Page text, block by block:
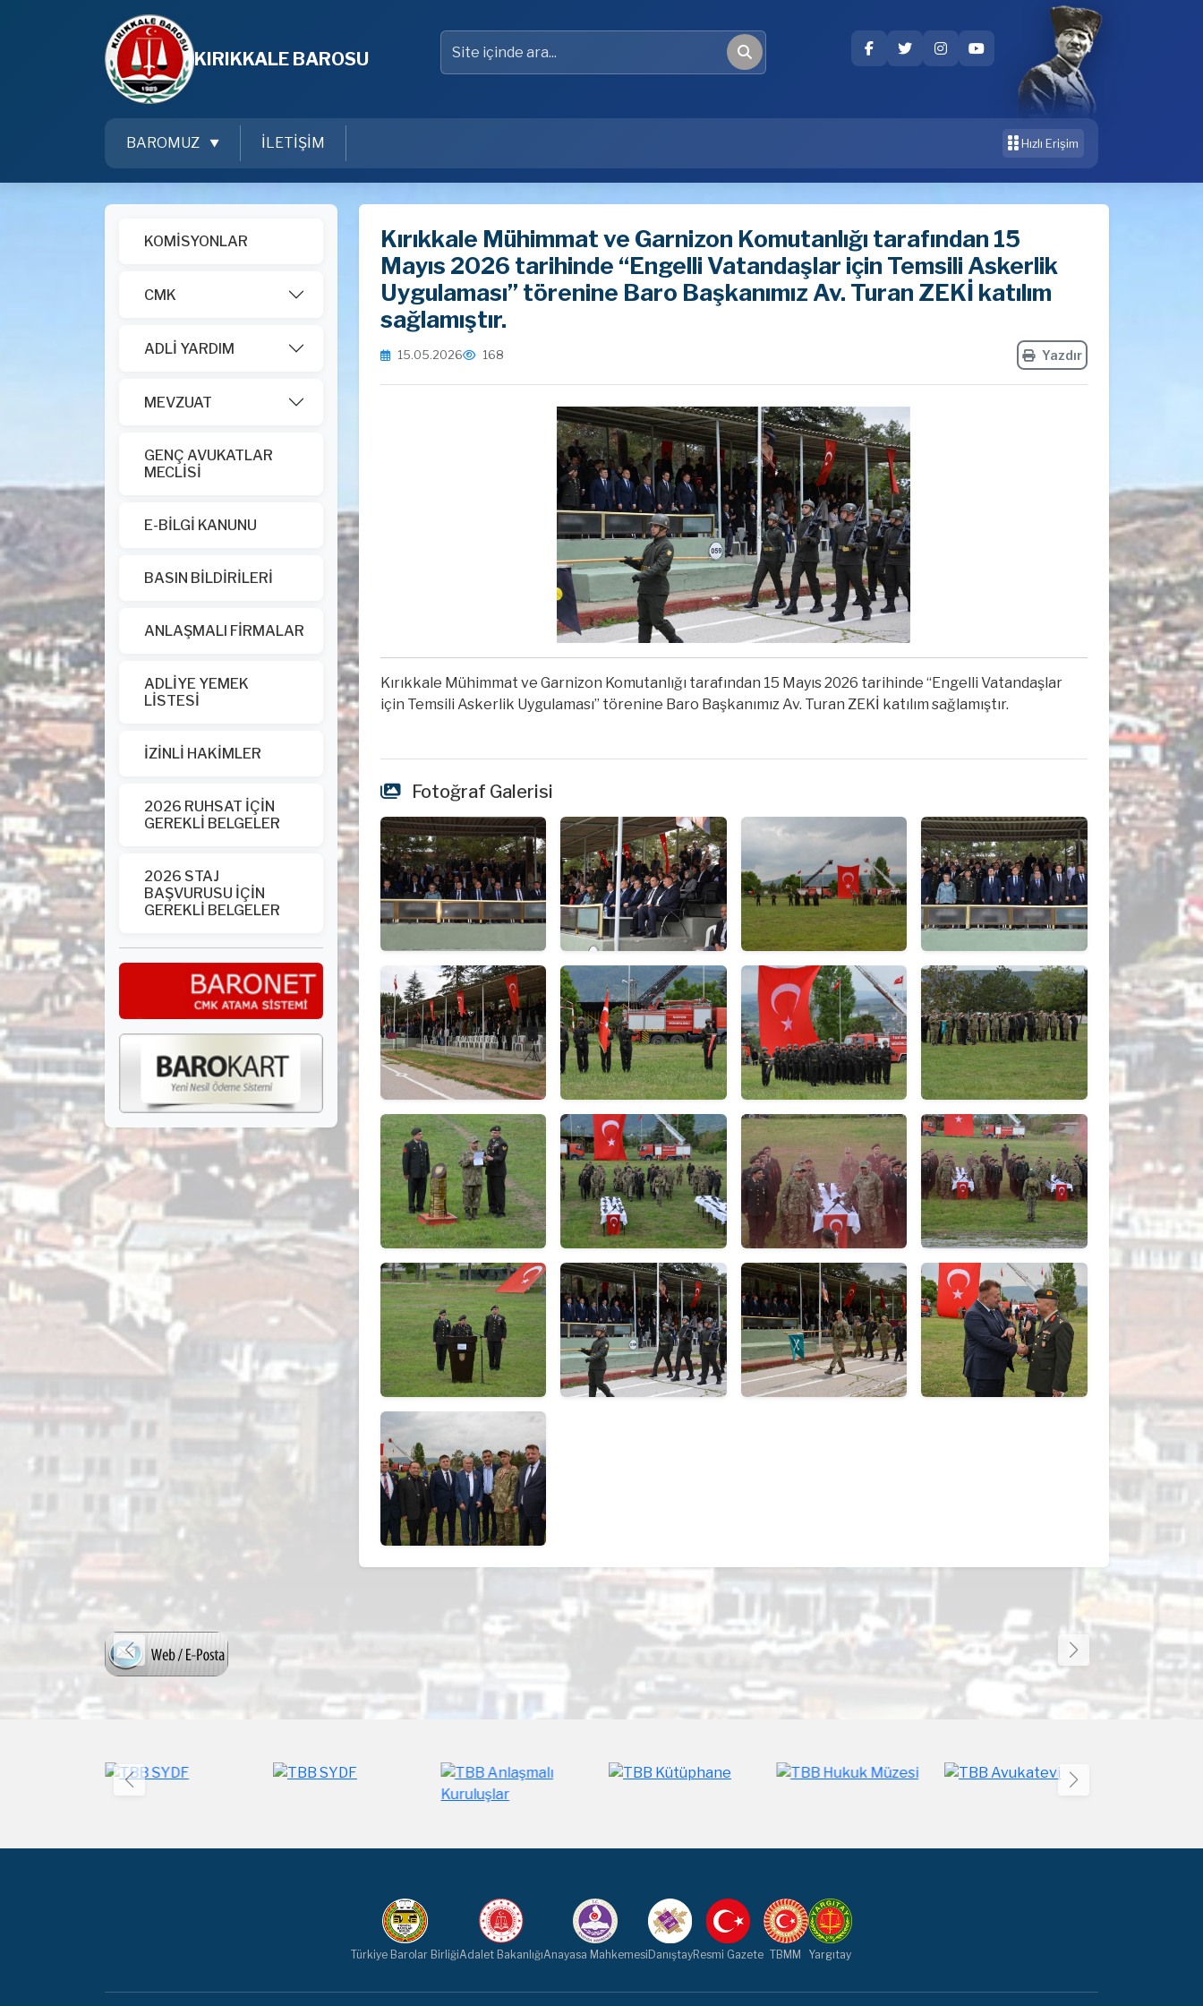
KIRIKKALE BAROSU
Site içinde ara
Ara
BAROMUZ İLETİŞİM Hızlı Erişim
KOMİSYONLAR
CMK
ADLİ YARDIM
MEVZUAT
GENÇ AVUKATLAR
MECLİSİ
E-BİLGİ KANUNU
BASIN BİLDİRİLERİ
ANLAŞMALI FİRMALAR
ADLİYE YEMEK
LİSTESİ
İZİNLİ HAKİMLER
2026 RUHSAT İÇİN
GEREKLİ BELGELER
2026 STAJ
BAŞVURUSU İÇİN
GEREKLİ BELGELER
Kırıkkale Mühimmat ve Garnizon Komutanlığı tarafından 15
Mayıs 2026 tarihinde “Engelli Vatandaşlar için Temsili Askerlik
Uygulaması” törenine Baro Başkanımız Av. Turan ZEKİ katılım
sağlamıştır.
15.05.2026 168 Yazdır
Kırıkkale Mühimmat ve Garnizon Komutanlığı tarafından 15 Mayıs 2026 tarihinde “Engelli Vatandaşlar
için Temsili Askerlik Uygulaması” törenine Baro Başkanımız Av. Turan ZEKİ katılım sağlamıştır.
Fotoğraf Galerisi
Türkiye Barolar BirliğiAdalet BakanlığıAnayasa MahkemesiDanıştayResmi Gazete TBMM Yargıtay